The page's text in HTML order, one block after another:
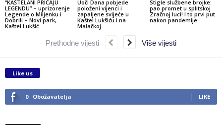
“KAŠTELANI PRIČAJU
LEGENDU” – uprizorenje
Legende o Miljenku i
Dobrili – Novi park,
Kaštel Lukšić
Uoči Dana pobjede
položeni vijenci i
zapaljene svijeće u
Kaštel Lukšiću i na
Malačkoj
Stigle službene brojke:
pao promet u splitskoj
Zračnoj luci! I to prvi put
nakon pandemije
Prethodne vijesti Više vijesti
Like us
0 Obožavatelja LIKE